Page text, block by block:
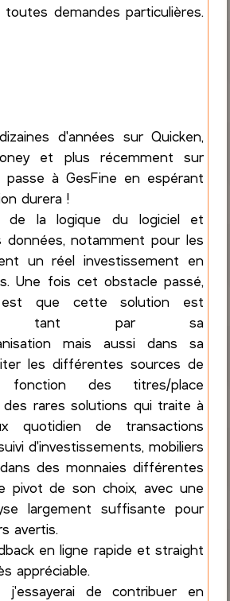
demandes particulières.
d'années sur Quicken,
et plus récemment sur
passe à GesFine en espérant
durera !
de la logique du logiciel et
données, notamment pour les
un réel investissement en
Une fois cet obstacle passé,
est que cette solution est
tant par sa
mais aussi dans sa
les différentes sources de
des titres/place
des rares solutions qui traite à
de transactions
d'investissements, mobiliers
des monnaies différentes
pivot de son choix, avec une
largement suffisante pour
avertis.
en ligne rapide et straight
appréciable.
de contribuer en